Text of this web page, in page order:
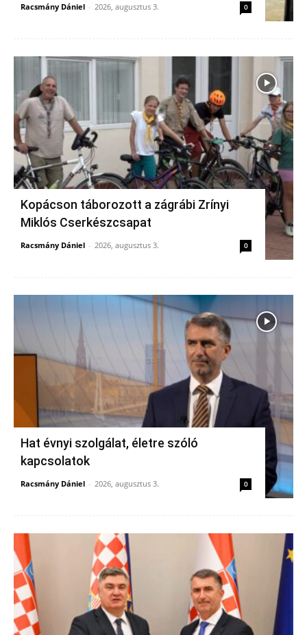
Racsmány Dániel - 2026, augusztus 3. 0
Kopácson táborozott a zágrábi Zrínyi
Miklós Cserkészcsapat
Racsmány Dániel - 2026, augusztus 3. 0
Hat évnyi szolgálat, életre szóló
kapcsolatok
Racsmány Dániel - 2026, augusztus 3. 0